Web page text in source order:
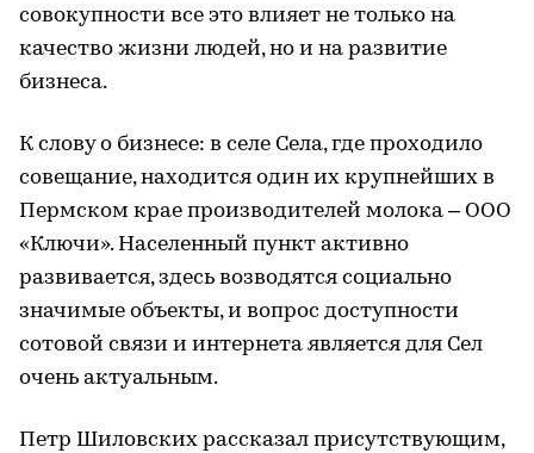
совокупности все это влияет не только на
качество жизни людей, но и на развитие
бизнеса.
К слову о бизнесе: в селе Села, где проходило
совещание, находится один их крупнейших в
Пермском крае производителей молока – ООО
«Ключи». Населенный пункт активно
развивается, здесь возводятся социально
значимые объекты, и вопрос доступности
сотовой связи и интернета является для Сел
очень актуальным.
Петр Шиловских рассказал присутствующим,